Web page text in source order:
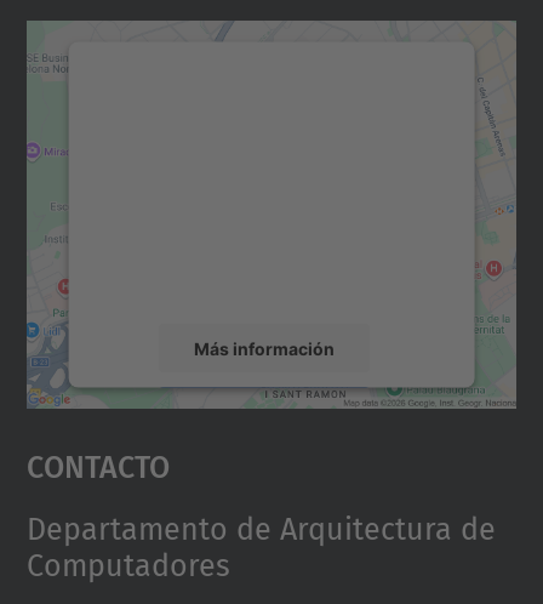
Más información
Aceptar
powered by
Contacto
Departamento de Arquitectura de
Computadores